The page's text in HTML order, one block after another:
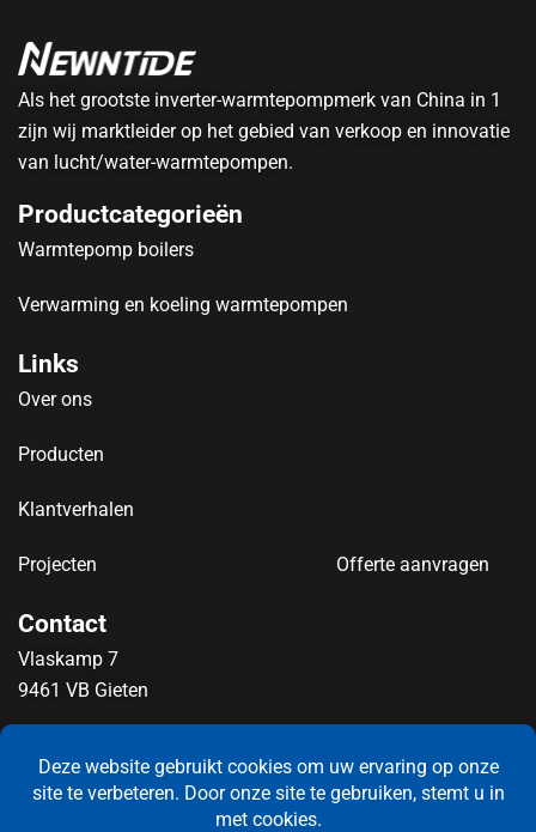
Als het grootste inverter-warmtepompmerk van China in 1
zijn wij marktleider op het gebied van verkoop en innovatie
van lucht/water-warmtepompen.
Productcategorieën
Warmtepomp boilers
Verwarming en koeling warmtepompen
Links
Over ons
Producten
Klantverhalen
Projecten Offerte aanvragen
Contact
Vlaskamp 7
9461 VB Gieten
0592 – 21 71 21